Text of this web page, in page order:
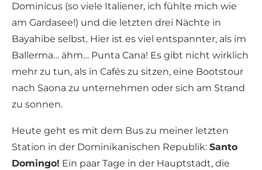
Dominicus (so viele Italiener, ich fühlte mich wie
am Gardasee!) und die letzten drei Nächte in
Bayahibe selbst. Hier ist es viel entspannter, als im
Ballerma… ähm… Punta Cana! Es gibt nicht wirklich
mehr zu tun, als in Cafés zu sitzen, eine Bootstour
nach Saona zu unternehmen oder sich am Strand
zu sonnen.
Heute geht es mit dem Bus zu meiner letzten
Station in der Dominikanischen Republik: Santo
Domingo! Ein paar Tage in der Hauptstadt, die